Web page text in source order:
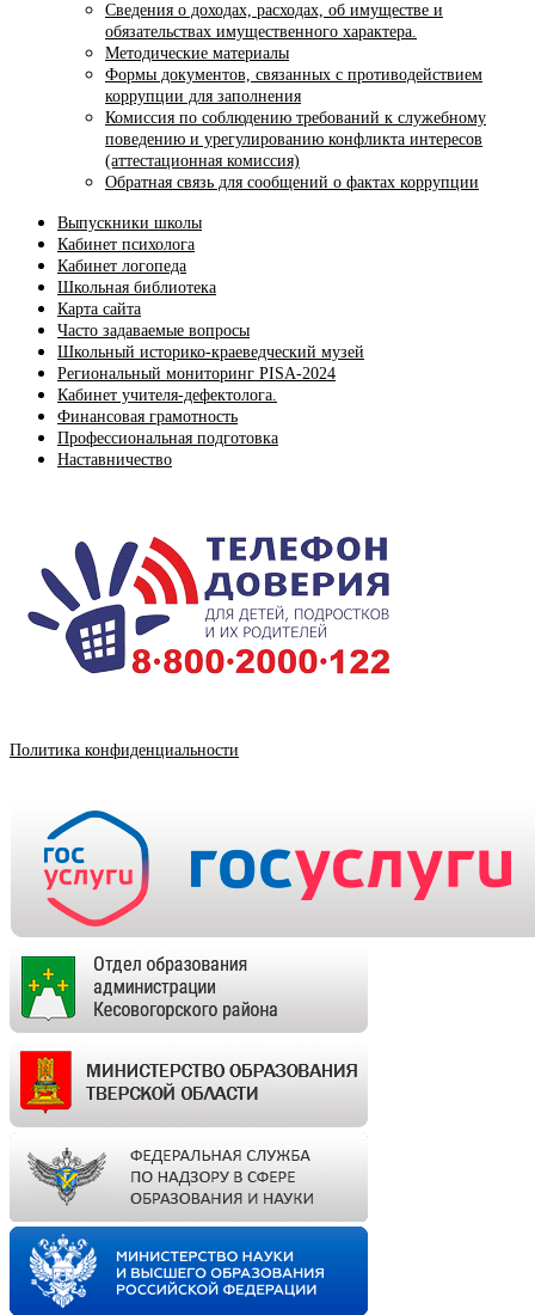
Сведения о доходах, расходах, об имуществе и
обязательствах имущественного характера.
Методические материалы
Формы документов, связанных с противодействием
коррупции для заполнения
Комиссия по соблюдению требований к служебному
поведению и урегулированию конфликта интересов
(аттестационная комиссия)
Обратная связь для сообщений о фактах коррупции
Выпускники школы
Кабинет психолога
Кабинет логопеда
Школьная библиотека
Карта сайта
Часто задаваемые вопросы
Школьный историко-краеведческий музей
Региональный мониторинг PISA-2024
Кабинет учителя-дефектолога.
Финансовая грамотность
Профессиональная подготовка
Наставничество
Политика конфиденциальности